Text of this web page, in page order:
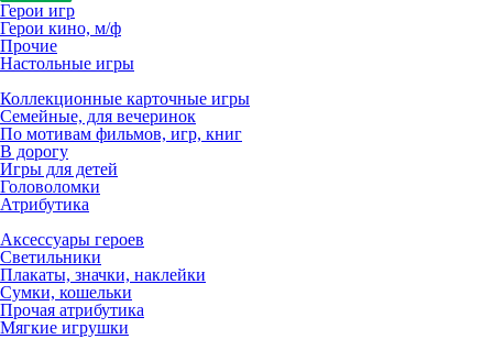
Герои игр
Герои кино, м/ф
Прочие
Настольные игры
Коллекционные карточные игры
Семейные, для вечеринок
По мотивам фильмов, игр, книг
В дорогу
Игры для детей
Головоломки
Атрибутика
Аксессуары героев
Светильники
Плакаты, значки, наклейки
Сумки, кошельки
Прочая атрибутика
Мягкие игрушки